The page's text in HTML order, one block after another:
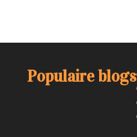
Populaire blogs